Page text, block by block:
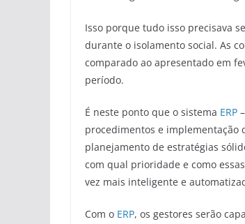
Isso porque tudo isso precisava
durante o isolamento social. As
comparado ao apresentado em
período.
É neste ponto que o sistema ERP
procedimentos e implementação
planejamento de estratégias
com qual prioridade e como
vez mais inteligente e
Com o ERP, os gestores serão